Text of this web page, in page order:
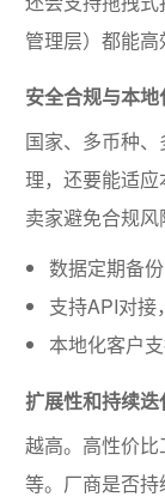
管理层）都能高
安全合规与本
国家、多币种
理，还要能适
卖家避免合规风
数据定期备
支持API对接
本地化客户
扩展性和持续迭
越高。高性价
等。厂商是否